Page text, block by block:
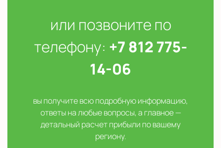
или позвоните по
телефону: +7 812 775-
14-06
вы получите всю подробную информацию,
ответы на любые вопросы, а главное —
детальный расчет прибыли по вашему
региону.